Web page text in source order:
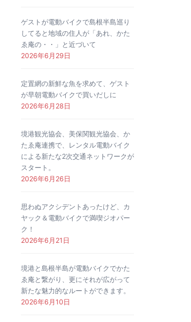
ゲストが電動バイクで島根半島巡り
してると地域の住人が「あれ、かた
ゑ庵の・・」と近づいて
2026年6月29日
定置網の新鮮な魚を求めて、ゲスト
が早朝電動バイクで買いだしに
2026年6月28日
境港観光協会、美保関観光協会、か
たゑ庵連携で、レンタル電動バイク
による新たな2次交通ネットワークが
スタート。
2026年6月26日
思わぬアクシデントあったけど、カ
ヤック＆電動バイクで満喫ジオパー
ク！
2026年6月21日
境港と島根半島が電動バイクでかた
ゑ庵と繋がり、更にそれが広がって
新たな魅力的なルートができます。
2026年6月10日